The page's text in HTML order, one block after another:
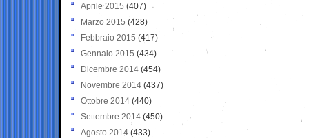
Aprile 2015 (407)
Marzo 2015 (428)
Febbraio 2015 (417)
Gennaio 2015 (434)
Dicembre 2014 (454)
Novembre 2014 (437)
Ottobre 2014 (440)
Settembre 2014 (450)
Agosto 2014 (433)